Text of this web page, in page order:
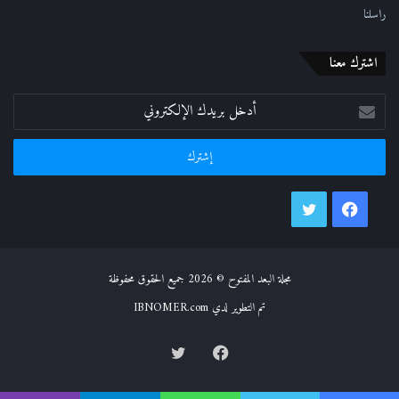
راسلنا
اشترك معنا
أدخل
بريدك
الإلكتروني
فيسبوك
مجلة البعد المفتوح © 2026 جميع الحقوق محفوظة
تم التطوير لدي IBNOMER.com
فيسبوك